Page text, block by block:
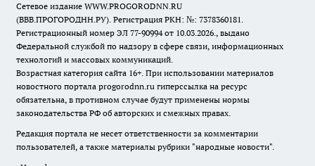
Сетевое издание WWW.PROGORODNN.RU
(ВВВ.ПРОГОРОДНН.РУ). Регистрация РКН: №: 7378360181.
Регистрационный номер ЭЛ 77-90994 от 10.03.2026., выдано
Федеральной службой по надзору в сфере связи, информационных
технологий и массовых коммуникаций.
Возрастная категория сайта 16+. При использовании материалов
новостного портала progorodnn.ru гиперссылка на ресурс
обязательна, в противном случае будут применены нормы
законодательства РФ об авторских и смежных правах.
Редакция портала не несет ответственности за комментарии
пользователей, а также материалы рубрики "народные новости".